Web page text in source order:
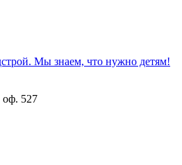
Мы знаем, что нужно детям!
оф. 527